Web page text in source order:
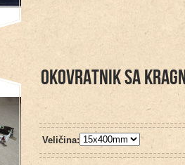
OKOVRATNIK SA
Veličina: